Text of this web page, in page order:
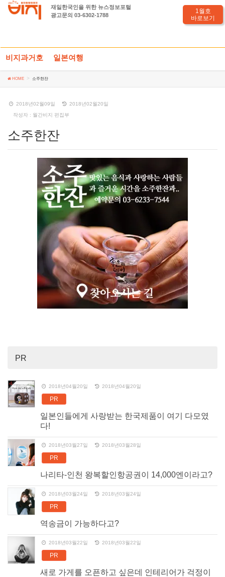
1월호
바로보기
재일한국인을 위한 뉴스정보포털
광고문의 03-6302-1788
비지과거호 일본여행
소주한잔
HOME 소주한잔
2018년02월09일
2018년02월20일
작성자 : 월간비지 편집부
소주한잔
PR
2018년04월20일 2018년04월20일
PR
일본인들에게 사랑받는 한국제품이 여기 다모였
다!
2018년03월27일 2018년03월28일
PR
나리타-인천 왕복할인항공권이 14,000엔이라고?
2018년03월24일 2018년03월24일
PR
역송금이 가능하다고?
2018년03월22일 2018년03월22일
PR
새로 가게를 오픈하고 싶은데 인테리어가 걱정이